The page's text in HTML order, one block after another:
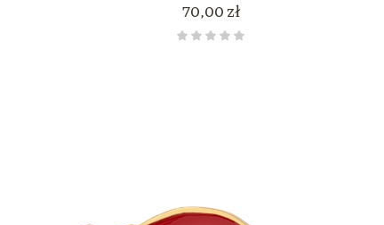
Cena
70,00 zł